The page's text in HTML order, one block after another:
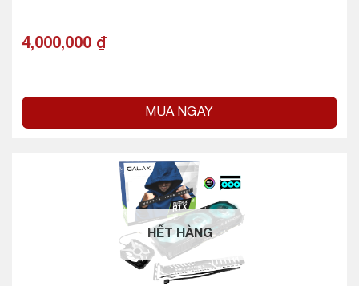
4,000,000 ₫
MUA NGAY
HẾT HÀNG